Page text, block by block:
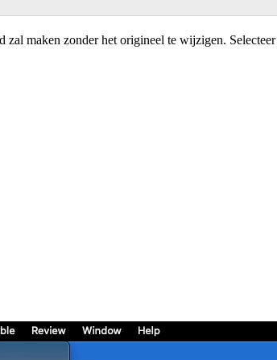
zal maken zonder het origineel te wijzigen. Selecteer